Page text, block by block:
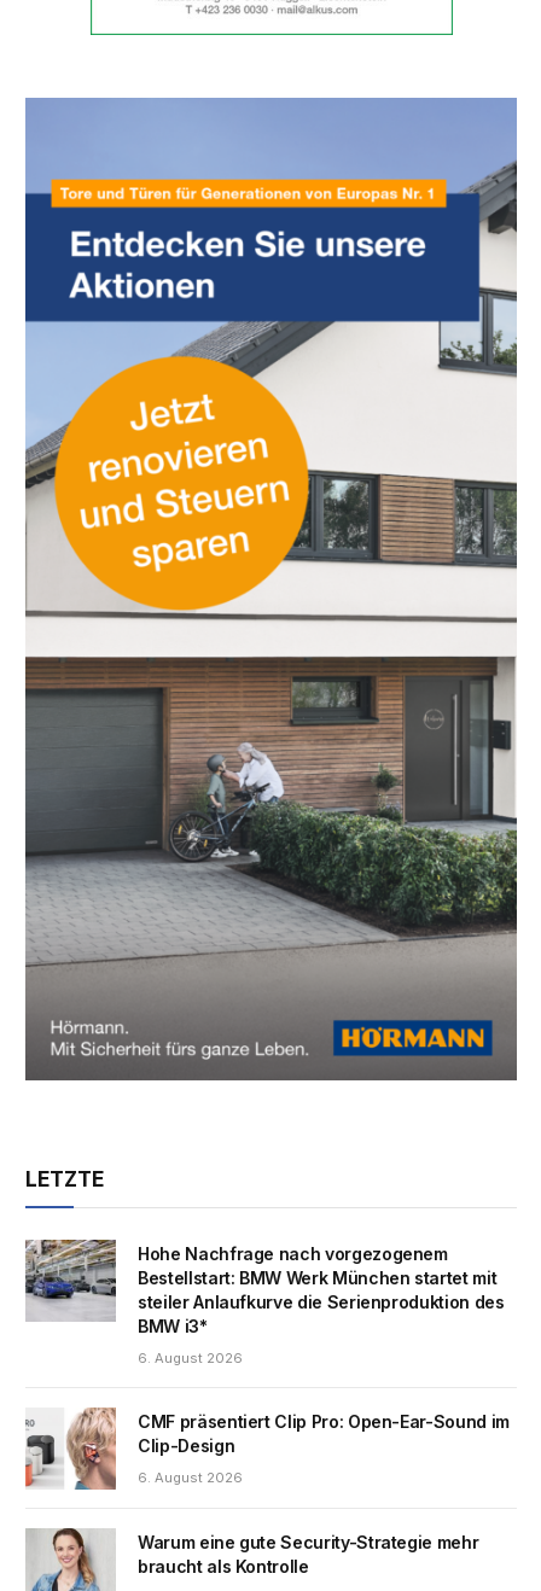
LETZTE
Hohe Nachfrage nach vorgezogenem
Bestellstart: BMW Werk München startet mit
steiler Anlaufkurve die Serienproduktion des
BMW i3*
6. August 2026
CMF präsentiert Clip Pro: Open-Ear-Sound im
Clip-Design
6. August 2026
Warum eine gute Security-Strategie mehr
braucht als Kontrolle